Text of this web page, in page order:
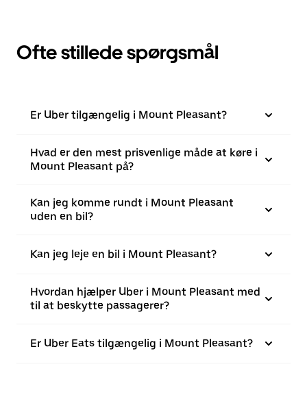
Ofte stillede spørgsmål
Er Uber tilgængelig i Mount Pleasant?
Hvad er den mest prisvenlige måde at køre i
Mount Pleasant på?
Kan jeg komme rundt i Mount Pleasant
uden en bil?
Kan jeg leje en bil i Mount Pleasant?
Hvordan hjælper Uber i Mount Pleasant med
til at beskytte passagerer?
Er Uber Eats tilgængelig i Mount Pleasant?